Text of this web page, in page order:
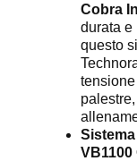
Cobra
durata e
questo
VB1100